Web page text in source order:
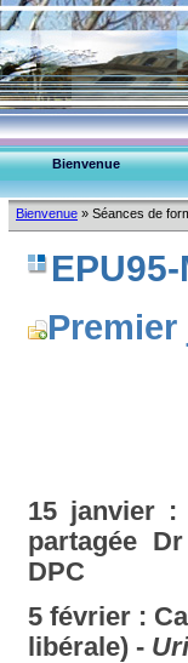
Bienvenue » Séances de
P
15 janvier :
partagée
DPC
5 février :
libérale) -
Bienvenue